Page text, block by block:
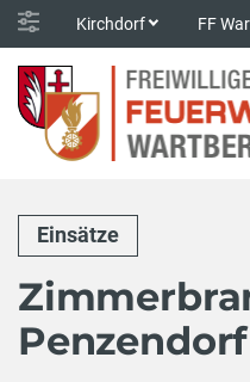
Kirchdorf FF
Einsätze
Penzendorf